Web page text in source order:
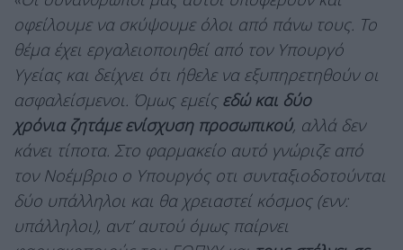
οφείλουμε να σκύψουμε όλοι από πάνω τους. Το
θέμα έχει εργαλειοποιηθεί από τον Υπουργό
Υγείας και δείχνει ότι ήθελε να εξυπηρετηθούν οι
ασφαλείσμενοι. Όμως εμείς εδώ και δύο
χρόνια ζητάμε ενίσχυση προσωπικού, αλλά δεν
κάνει τίποτα. Στο φαρμακείο αυτό γνώριζε από
τον Νοέμβριο ο Υπουργός οτι συνταξιοδοτούνται
δύο υπάλληλοι και θα χρειαστεί κόσμος (ενν:
υπάλληλοι), αντ’ αυτού όμως παίρνει